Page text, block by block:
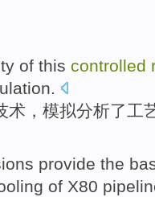
of this controlled
.
术 ， 模拟分析了工
provide the
of X80